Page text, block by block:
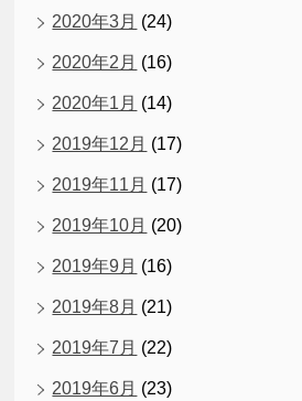
2020年3月 (24)
2020年2月 (16)
2020年1月 (14)
2019年12月 (17)
2019年11月 (17)
2019年10月 (20)
2019年9月 (16)
2019年8月 (21)
2019年7月 (22)
2019年6月 (23)